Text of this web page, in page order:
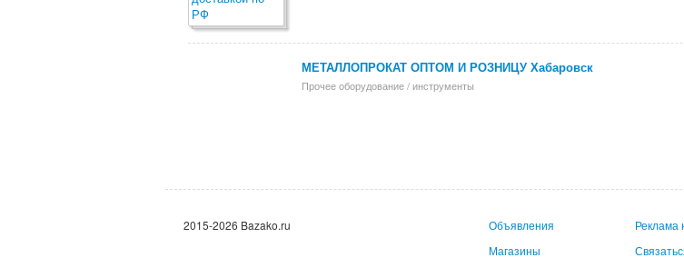
МЕТАЛЛОПРОКАТ ОПТОМ И РОЗНИЦУ Хабаровск
Прочее оборудование / инструменты
2015-2026 Bazako.ru
Объявления
Магазины
Реклама